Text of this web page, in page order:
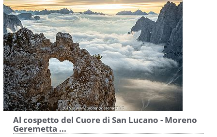
Al cospetto del Cuore di San Lucano - Moreno
Geremetta ...